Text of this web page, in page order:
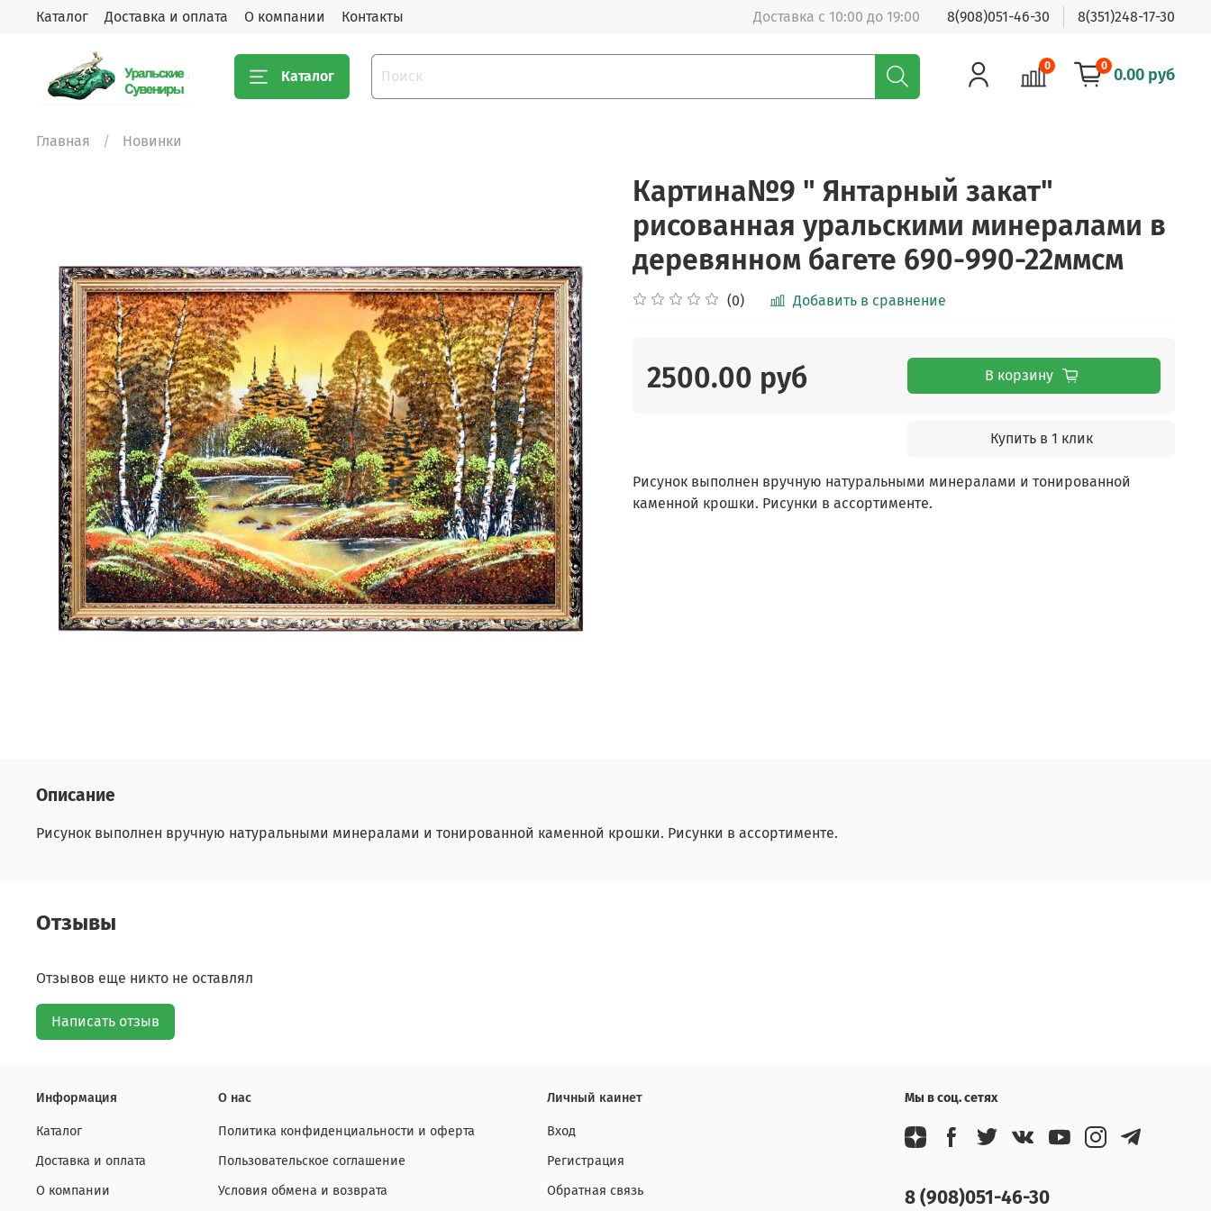
Каталог Доставка и оплата О компании Контакты Доставка с 10:00 до 19:00 8(908)051-46-30 8(351)248-17-30
Каталог
0 0 0.00 руб
Главная Новинки
Картина№9 " Янтарный закат"
рисованная уральскими минералами в
деревянном багете 690-990-22ммсм
(0) Добавить в сравнение
2500.00 руб В корзину
Купить в 1 клик
Рисунок выполнен вручную натуральными минералами и тонированной
каменной крошки. Рисунки в ассортименте.
Описание
Рисунок выполнен вручную натуральными минералами и тонированной каменной крошки. Рисунки в ассортименте.
Отзывы
Отзывов еще никто не оставлял
Написать отзыв
Информация
Каталог
Доставка и оплата
О компании
О нас
Политика конфиденциальности и оферта
Пользовательское соглашение
Условия обмена и возврата
Личный каинет
Вход
Регистрация
Обратная связь
Мы в соц. сетях
8 (908)051-46-30